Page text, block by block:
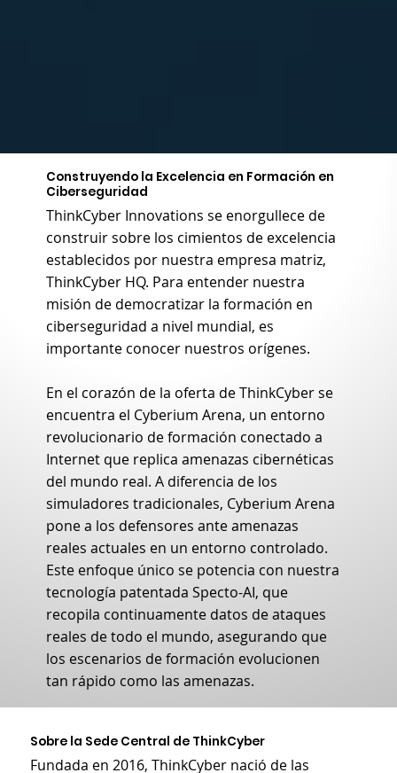
Construyendo la Excelencia en Formación en
Ciberseguridad
ThinkCyber Innovations se enorgullece de
construir sobre los cimientos de excelencia
establecidos por nuestra empresa matriz,
ThinkCyber HQ. Para entender nuestra
misión de democratizar la formación en
ciberseguridad a nivel mundial, es
importante conocer nuestros orígenes.
En el corazón de la oferta de ThinkCyber se
encuentra el Cyberium Arena, un entorno
revolucionario de formación conectado a
Internet que replica amenazas cibernéticas
del mundo real. A diferencia de los
simuladores tradicionales, Cyberium Arena
pone a los defensores ante amenazas
reales actuales en un entorno controlado.
Este enfoque único se potencia con nuestra
tecnología patentada Specto-AI, que
recopila continuamente datos de ataques
reales de todo el mundo, asegurando que
los escenarios de formación evolucionen
tan rápido como las amenazas.
Sobre la Sede Central de ThinkCyber
Fundada en 2016, ThinkCyber nació de las